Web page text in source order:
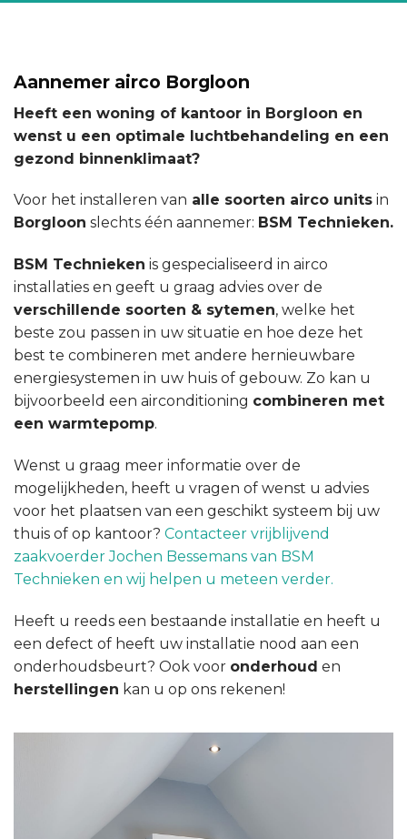
Aannemer airco Borgloon
Heeft een woning of kantoor in Borgloon en
wenst u een optimale luchtbehandeling en een
gezond binnenklimaat?
Voor het installeren van alle soorten airco units in
Borgloon slechts één aannemer: BSM Technieken.
BSM Technieken is gespecialiseerd in airco
installaties en geeft u graag advies over de
verschillende soorten & sytemen, welke het
beste zou passen in uw situatie en hoe deze het
best te combineren met andere hernieuwbare
energiesystemen in uw huis of gebouw. Zo kan u
bijvoorbeeld een airconditioning combineren met
een warmtepomp.
Wenst u graag meer informatie over de
mogelijkheden, heeft u vragen of wenst u advies
voor het plaatsen van een geschikt systeem bij uw
thuis of op kantoor? Contacteer vrijblijvend
zaakvoerder Jochen Bessemans van BSM
Technieken en wij helpen u meteen verder.
Heeft u reeds een bestaande installatie en heeft u
een defect of heeft uw installatie nood aan een
onderhoudsbeurt? Ook voor onderhoud en
herstellingen kan u op ons rekenen!